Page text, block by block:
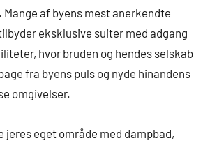
af byens mest anerkendte
eksklusive suiter med adgang
hvor bruden og hendes selskab
fra byens puls og nyde hinandens
omgivelser.
jeres eget område med dampbad,